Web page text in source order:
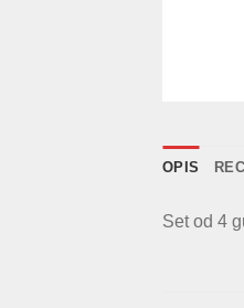
OPIS
Set od 4